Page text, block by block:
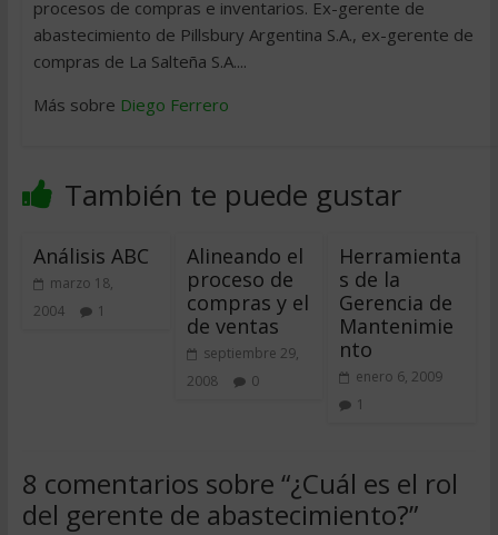
procesos de compras e inventarios. Ex-gerente de
abastecimiento de Pillsbury Argentina S.A., ex-gerente de
compras de La Salteña S.A....
Más sobre Diego Ferrero
También te puede gustar
Análisis ABC
marzo 18,
2004
1
Alineando el
proceso de
compras y el
de ventas
septiembre 29,
2008
0
Herramienta
s de la
Gerencia de
Mantenimie
nto
enero 6, 2009
1
8 comentarios sobre “¿Cuál es el rol
del gerente de abastecimiento?”